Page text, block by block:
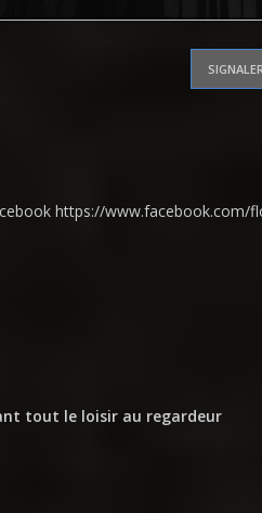
https://www.facebook.com/
tout le loisir au regardeur